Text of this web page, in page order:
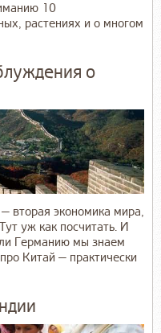
10
растениях и о многом
о
вторая экономика мира,
уж как посчитать. И
Германию мы знаем
Китай — практически